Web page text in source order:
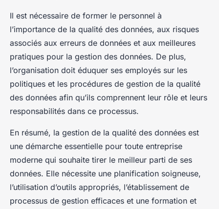
Il est nécessaire de former le personnel à
l’importance de la qualité des données, aux risques
associés aux erreurs de données et aux meilleures
pratiques pour la gestion des données. De plus,
l’organisation doit éduquer ses employés sur les
politiques et les procédures de gestion de la qualité
des données afin qu’ils comprennent leur rôle et leurs
responsabilités dans ce processus.
En résumé, la gestion de la qualité des données est
une démarche essentielle pour toute entreprise
moderne qui souhaite tirer le meilleur parti de ses
données. Elle nécessite une planification soigneuse,
l’utilisation d’outils appropriés, l’établissement de
processus de gestion efficaces et une formation et